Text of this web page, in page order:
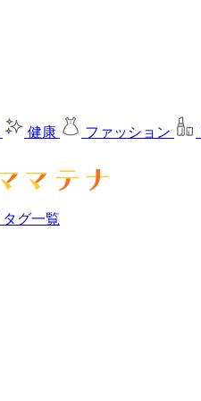
健康 ファッション
タグ一覧